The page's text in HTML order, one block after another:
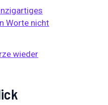
Worte nicht
wieder